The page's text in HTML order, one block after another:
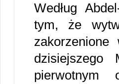
Według
tym, że
pierwotnym